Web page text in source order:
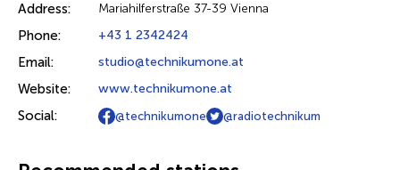
Address: Mariahilferstraße 37-39 Vienna
Phone: +43 1 2342424
Email: studio@technikumone.at
Website: www.technikumone.at
Social: @technikumone @radiotechnikum